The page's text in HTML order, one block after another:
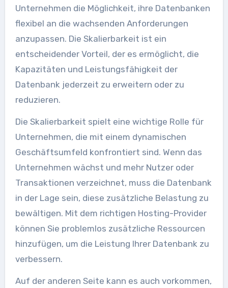
Unternehmen die Möglichkeit, ihre Datenbanken
flexibel an die wachsenden Anforderungen
anzupassen. Die Skalierbarkeit ist ein
entscheidender Vorteil, der es ermöglicht, die
Kapazitäten und Leistungsfähigkeit der
Datenbank jederzeit zu erweitern oder zu
reduzieren.
Die Skalierbarkeit spielt eine wichtige Rolle für
Unternehmen, die mit einem dynamischen
Geschäftsumfeld konfrontiert sind. Wenn das
Unternehmen wächst und mehr Nutzer oder
Transaktionen verzeichnet, muss die Datenbank
in der Lage sein, diese zusätzliche Belastung zu
bewältigen. Mit dem richtigen Hosting-Provider
können Sie problemlos zusätzliche Ressourcen
hinzufügen, um die Leistung Ihrer Datenbank zu
verbessern.
Auf der anderen Seite kann es auch vorkommen,